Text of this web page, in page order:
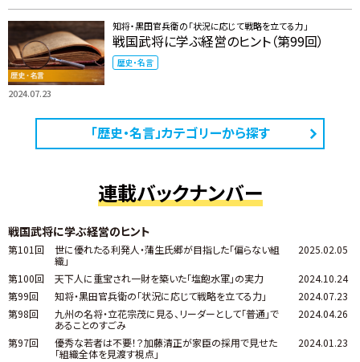
2024.07.23
知将・黒田官兵衛の「状況に応じて戦略を立てる力」
戦国武将に学ぶ経営のヒント（第99回）
歴史・名言
「歴史・名言」カテゴリーから探す
連載バックナンバー
戦国武将に学ぶ経営のヒント
第101回
世に優れたる利発人・蒲生氏郷が目指した「偏らない組
織」
2025.02.05
第100回 天下人に重宝され一財を築いた「塩飽水軍」の実力
2024.10.24
第99回
知将・黒田官兵衛の「状況に応じて戦略を立てる力」
2024.07.23
第98回
九州の名将・立花宗茂に見る、リーダーとして「普通」で
あることのすごみ
2024.04.26
第97回
優秀な若者は不要！？加藤清正が家臣の採用で見せた
「組織全体を見渡す視点」
2024.01.23